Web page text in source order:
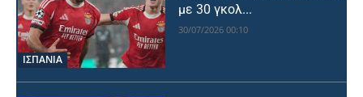
ΙΣΠΑΝΙΑ
με 30 γκολ...
30/07/2026 00:10